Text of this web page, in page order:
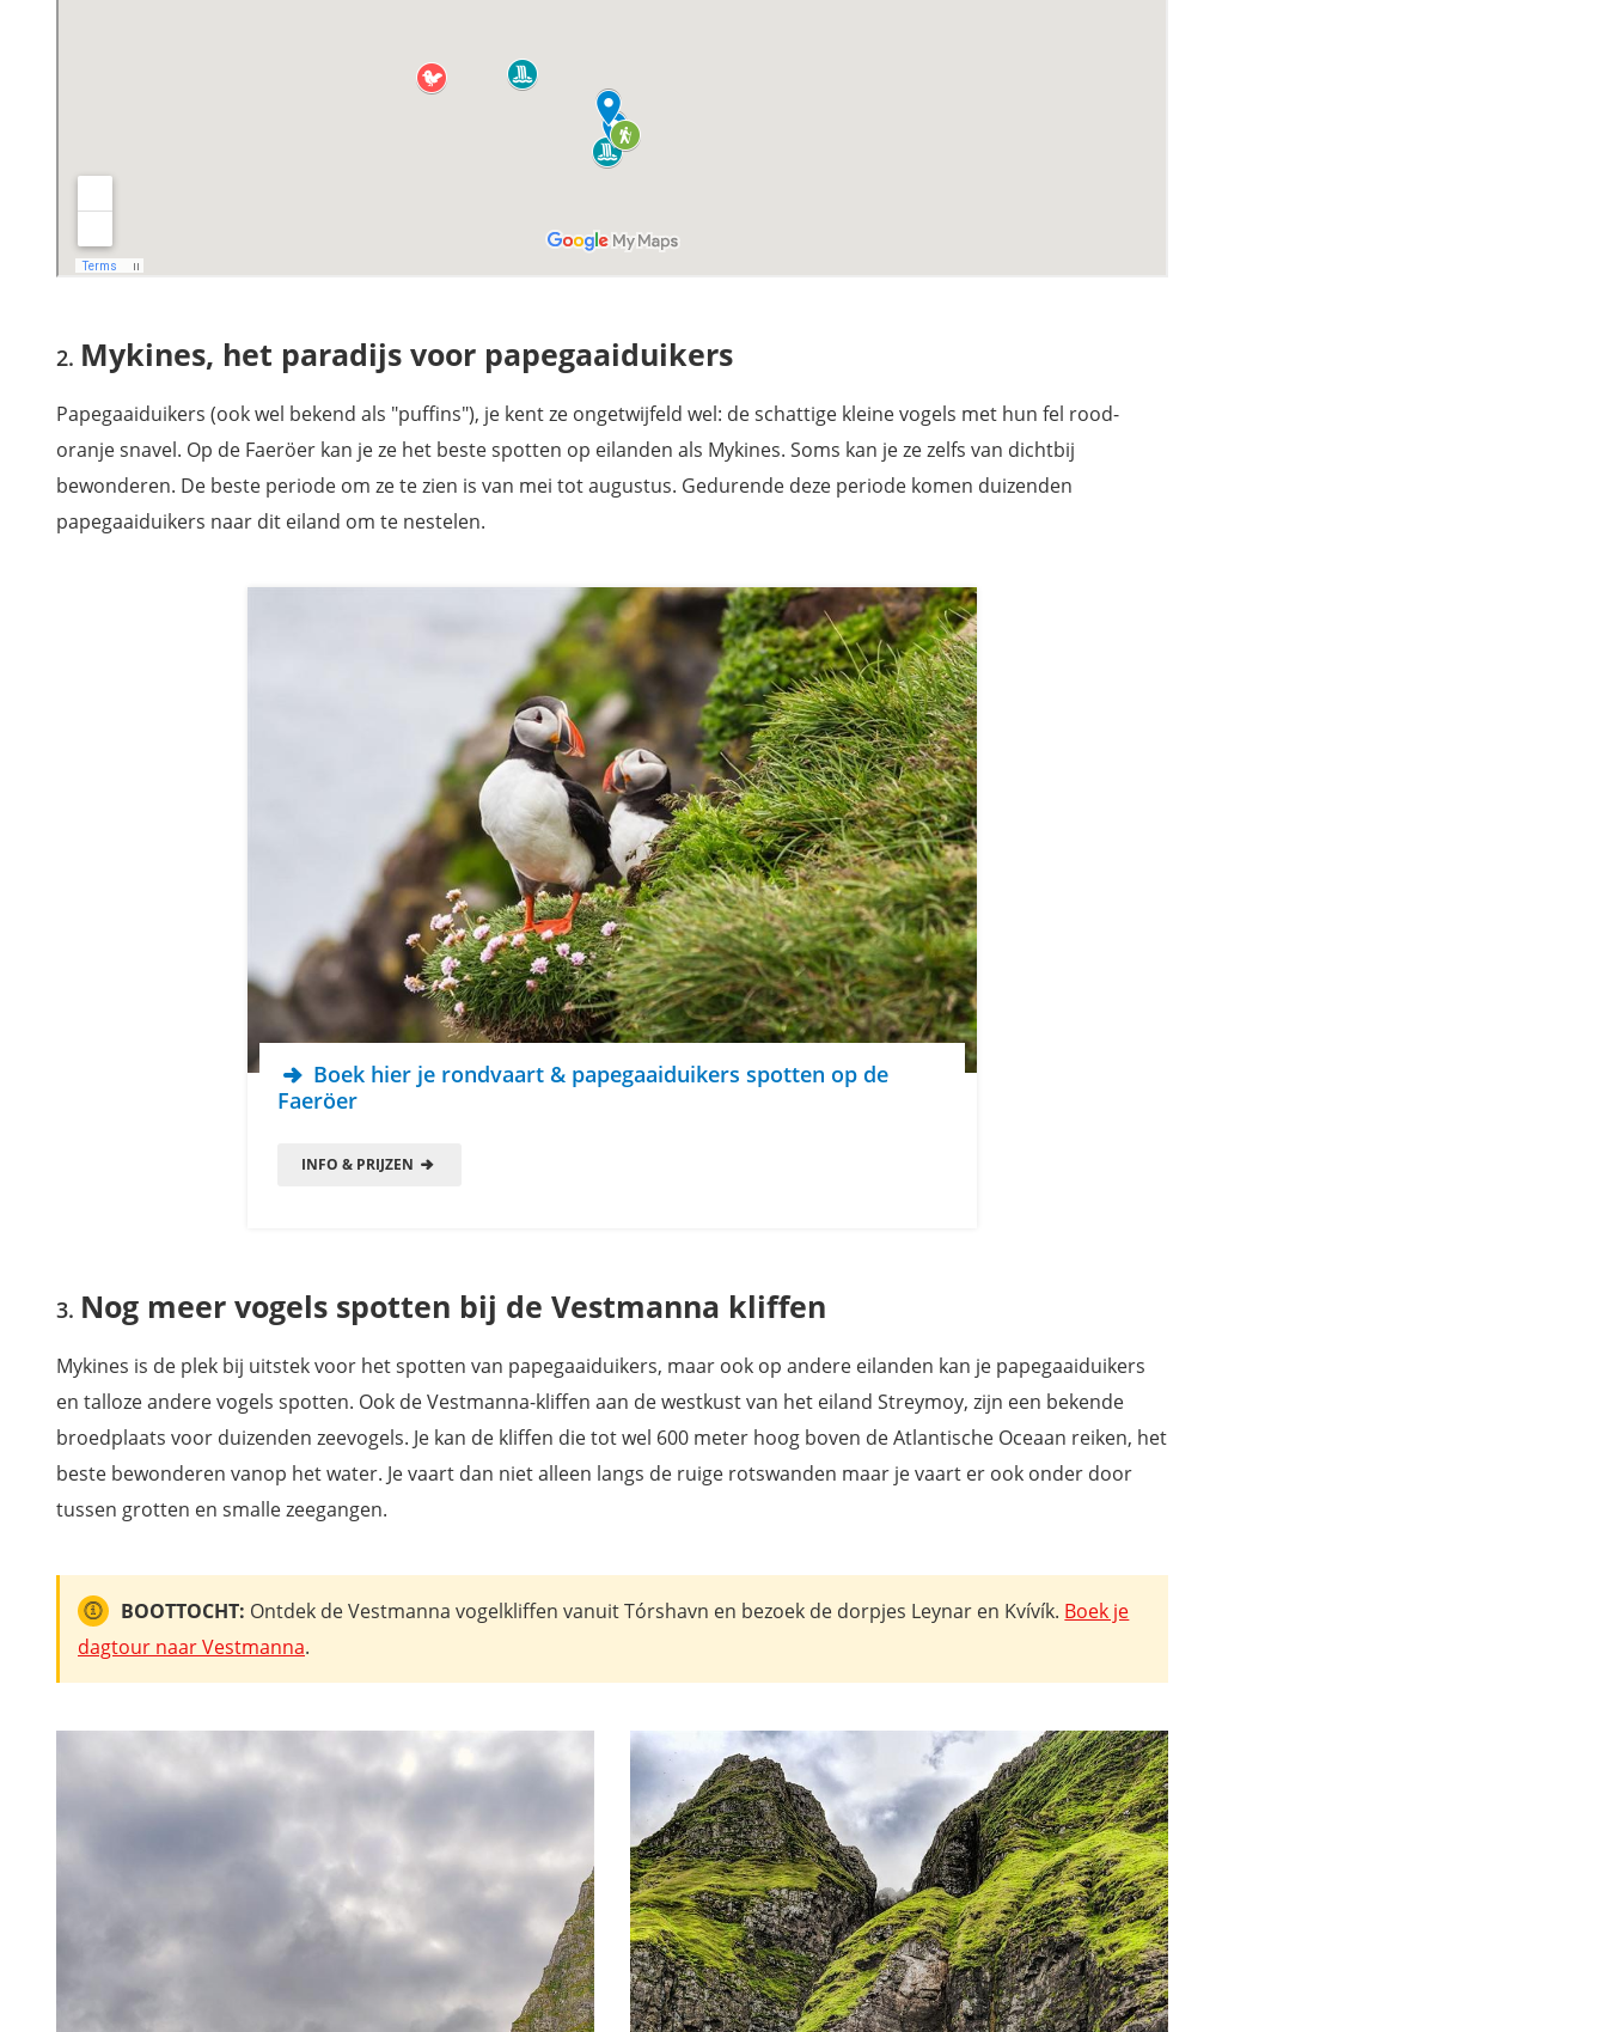
Mykines, het paradijs voor papegaaiduikers
Papegaaiduikers (ook wel bekend als "puffins"), je kent ze ongetwijfeld wel: de schattige kleine vogels met hun fel rood-
oranje snavel. Op de Faeröer kan je ze het beste spotten op eilanden als Mykines. Soms kan je ze zelfs van dichtbij
bewonderen. De beste periode om ze te zien is van mei tot augustus. Gedurende deze periode komen duizenden
papegaaiduikers naar dit eiland om te nestelen.
Boek hier je rondvaart & papegaaiduikers spotten op de
Faeröer
INFO & PRIJZEN
Nog meer vogels spotten bij de Vestmanna kliffen
Mykines is de plek bij uitstek voor het spotten van papegaaiduikers, maar ook op andere eilanden kan je papegaaiduikers
en talloze andere vogels spotten. Ook de Vestmanna-kliffen aan de westkust van het eiland Streymoy, zijn een bekende
broedplaats voor duizenden zeevogels. Je kan de kliffen die tot wel 600 meter hoog boven de Atlantische Oceaan reiken, het
beste bewonderen vanop het water. Je vaart dan niet alleen langs de ruige rotswanden maar je vaart er ook onder door
tussen grotten en smalle zeegangen.
BOOTTOCHT: Ontdek de Vestmanna vogelkliffen vanuit Tórshavn en bezoek de dorpjes Leynar en Kvívík. Boek je
dagtour naar Vestmanna.